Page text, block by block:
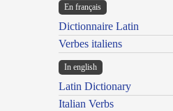
En français
Dictionnaire Latin
Verbes italiens
In english
Latin Dictionary
Italian Verbs